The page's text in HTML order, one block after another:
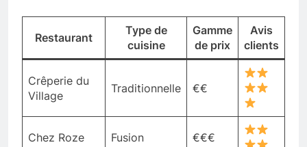
Restaurant
Type de
cuisine
Gamme
de prix
Avis
clients
Crêperie du
Village
Traditionnelle €€
Chez Roze Fusion €€€